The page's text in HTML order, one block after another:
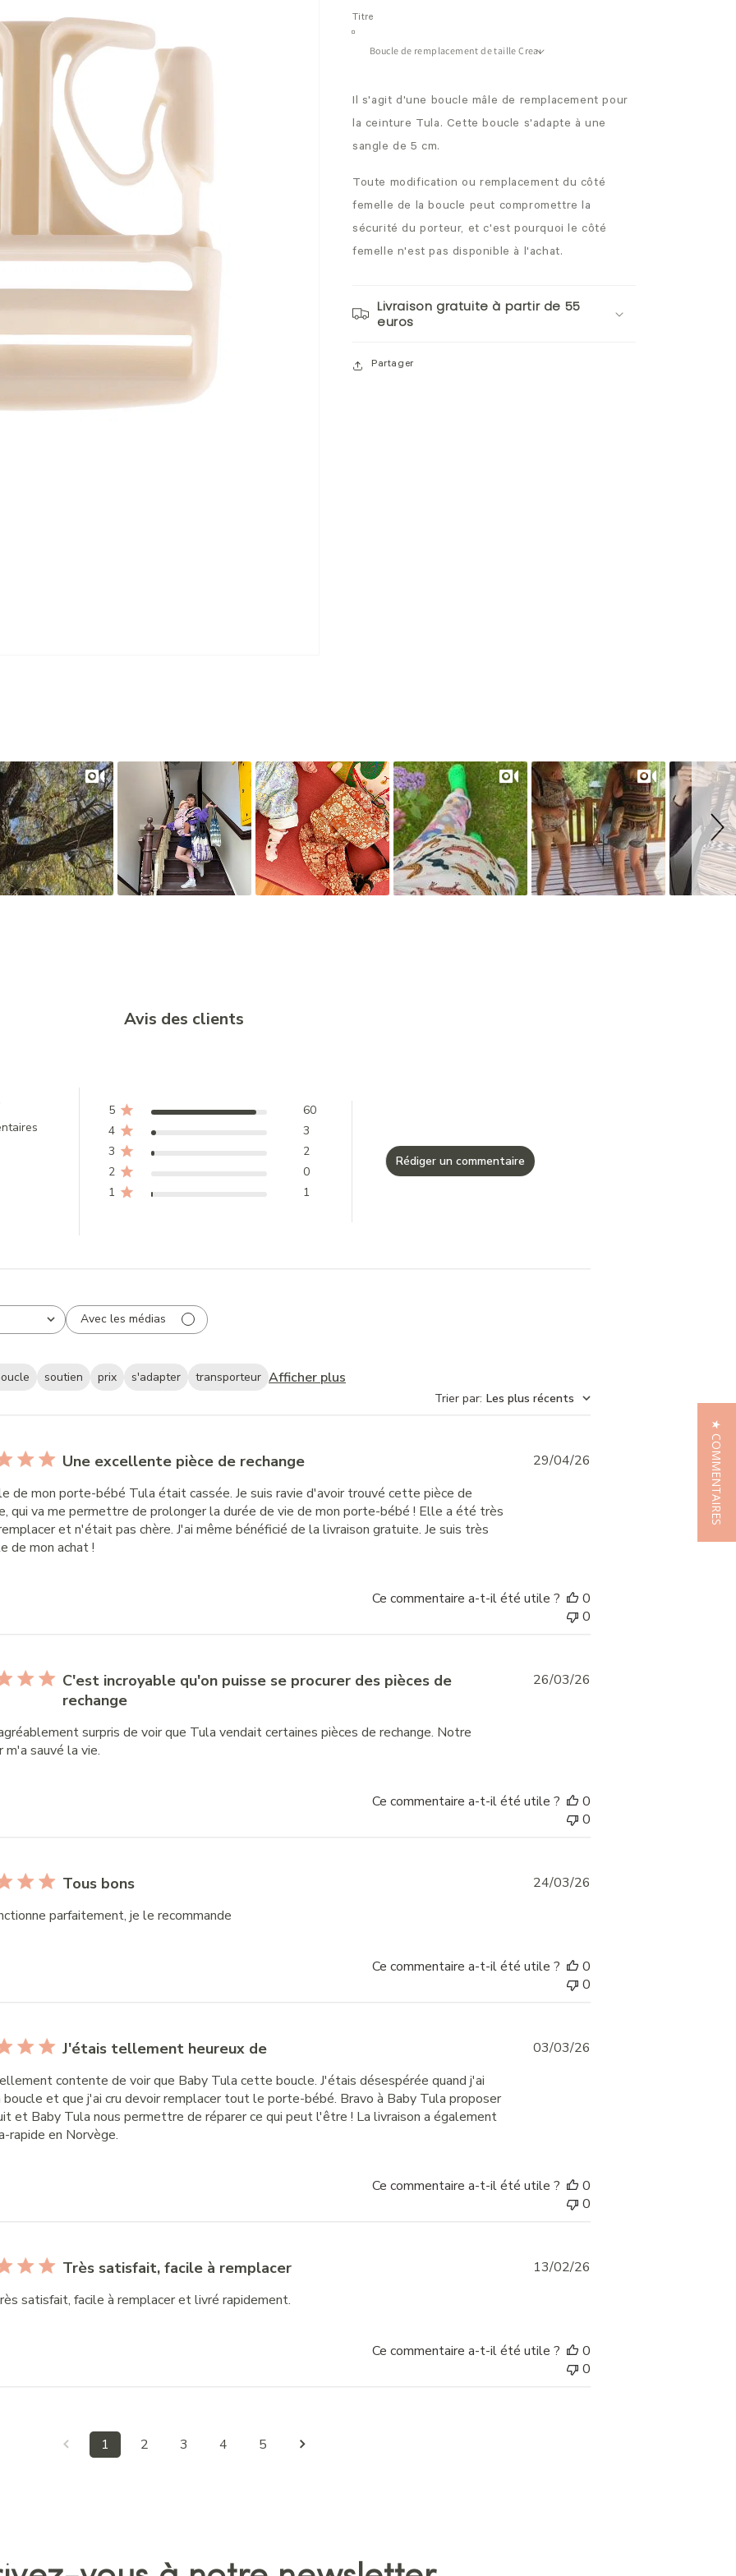
Titre
Il s'agit d'une boucle mâle de remplacement pour
la ceinture Tula. Cette boucle s'adapte à une
sangle de 5 cm.
Toute modification ou remplacement du côté
femelle de la boucle peut compromettre la
sécurité du porteur, et c'est pourquoi le côté
femelle n'est pas disponible à l'achat.
Livraison gratuite à partir de 55
euros
Partager
Avis des clients
5
60
4
3
3
2
2
0
1
1
Rédiger un commentaire
Avec les médias
soutien prix s'adapter transporteur Afficher plus
Trier par: Les plus récents
Une excellente pièce de rechange
de mon porte-bébé Tula était cassée. Je suis ravie d'avoir trouvé cette pièce de
qui va me permettre de prolonger la durée de vie de mon porte-bébé ! Elle a été très
et n'était pas chère. J'ai même bénéficié de la livraison gratuite. Je suis très
de mon achat !
29/04/26
Ce commentaire a-t-il été utile ?
0
0
C'est incroyable qu'on puisse se procurer des pièces de
rechange
surpris de voir que Tula vendait certaines pièces de rechange. Notre
m'a sauvé la vie.
26/03/26
Ce commentaire a-t-il été utile ?
0
0
Tous bons
parfaitement, je le recommande
24/03/26
Ce commentaire a-t-il été utile ?
0
0
J'étais tellement heureux de
contente de voir que Baby Tula cette boucle. J'étais désespérée quand j'ai
boucle et que j'ai cru devoir remplacer tout le porte-bébé. Bravo à Baby Tula proposer
et Baby Tula nous permettre de réparer ce qui peut l'être ! La livraison a également
rapide en Norvège.
03/03/26
Ce commentaire a-t-il été utile ?
0
0
Très satisfait, facile à remplacer
satisfait, facile à remplacer et livré rapidement.
13/02/26
Ce commentaire a-t-il été utile ?
0
0
1 2 3 4 5
★ COMMENTAIRES